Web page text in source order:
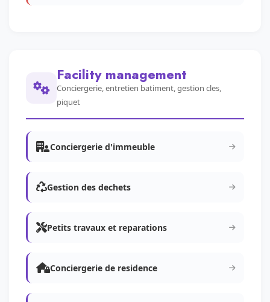
Facility management
Conciergerie, entretien batiment, gestion cles,
piquet
Conciergerie d'immeuble
Gestion des dechets
Petits travaux et reparations
Conciergerie de residence